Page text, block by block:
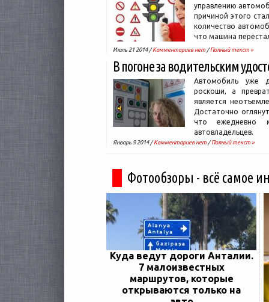
управлению
причиной этого
количество
что машина
Июль 21 2014 /Комментариев нет /Полный текст »
В погоне за водительским
Автомобиль уже
роскоши, а
является
Достаточно
что ежедневно
автовладельцев.
Январь 9 2014 /Комментариев нет /Полный текст »
Фотообзоры - всё самое
Куда ведут дороги Анталии.
7 малоизвестных
маршрутов, которые
открываются только на